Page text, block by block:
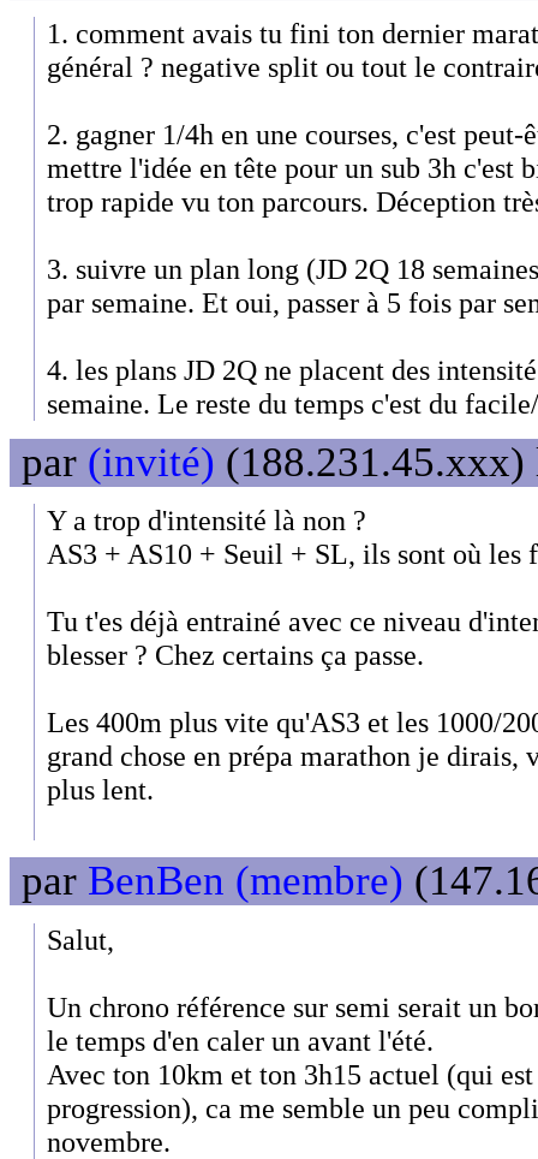
1. comment avais tu fini ton dernier
général ? negative split ou tout le
2. gagner 1/4h en une courses, c'est
mettre l'idée en tête pour un sub 3h c'est
trop rapide vu ton parcours. Déception
3. suivre un plan long (JD 2Q 18
par semaine. Et oui, passer à 5 fois par
4. les plans JD 2Q ne placent des
semaine. Le reste du temps c'est du
par (invité) (188.231.45.xxx)
Y a trop d'intensité là non ?
AS3 + AS10 + Seuil + SL, ils sont où les
Tu t'es déjà entrainé avec ce niveau
blesser ? Chez certains ça passe.
Les 400m plus vite qu'AS3 et les 1000/
grand chose en prépa marathon je
plus lent.
par BenBen (membre)
Salut,
Un chrono référence sur semi serait un
le temps d'en caler un avant l'été.
Avec ton 10km et ton 3h15 actuel (qui
progression), ca me semble un peu
novembre.